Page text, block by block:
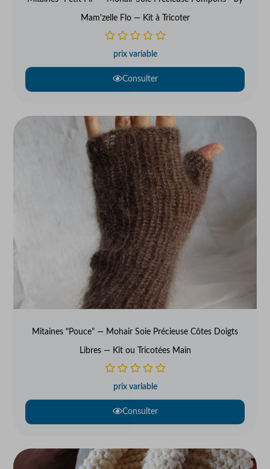
Mam'zelle Flo — Kit à Tricoter
prix variable
Consulter
Mitaines "Pouce" — Mohair Soie Précieuse Côtes Doigts
Libres — Kit ou Tricotées Main
prix variable
Consulter